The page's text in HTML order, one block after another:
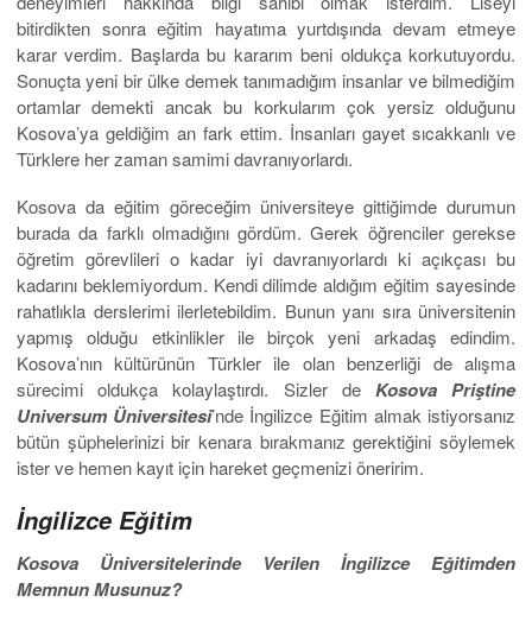
bitirdikten sonra eğitim hayatıma yurtdışında devam etmeye
karar verdim. Başlarda bu kararım beni oldukça korkutuyordu.
Sonuçta yeni bir ülke demek tanımadığım insanlar ve bilmediğim
ortamlar demekti ancak bu korkularım çok yersiz olduğunu
Kosova’ya geldiğim an fark ettim. İnsanları gayet sıcakkanlı ve
Türklere her zaman samimi davranıyorlardı.
Kosova da eğitim göreceğim üniversiteye gittiğimde durumun
burada da farklı olmadığını gördüm. Gerek öğrenciler gerekse
öğretim görevlileri o kadar iyi davranıyorlardı ki açıkçası bu
kadarını beklemiyordum. Kendi dilimde aldığım eğitim sayesinde
rahatlıkla derslerimi ilerletebildim. Bunun yanı sıra üniversitenin
yapmış olduğu etkinlikler ile birçok yeni arkadaş edindim.
Kosova’nın kültürünün Türkler ile olan benzerliği de alışma
sürecimi oldukça kolaylaştırdı. Sizler deKosova Priştine
Universum Üniversitesi’nde İngilizce Eğitim almak istiyorsanız
bütün şüphelerinizi bir kenara bırakmanız gerektiğini söylemek
ister ve hemen kayıt için hareket geçmenizi öneririm.
İngilizce Eğitim
Kosova Üniversitelerinde Verilen İngilizce Eğitimden
Memnun Musunuz?